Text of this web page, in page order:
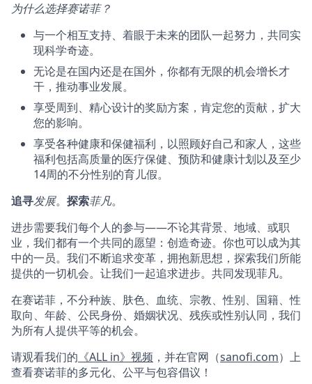
为什么选择赛诺菲？
与一个相互支持、着眼于未来的团队一起努力，共同实
现科学奇迹。
无论是在国内还是在国外，你都有无限的机会增长才
干，推动事业发展。
享受周到、精心设计的奖励方案，肯定您的贡献，扩大
您的影响。
享受各种健康和保健福利，以照顾好自己和家人，这些
福利包括高质量的医疗保健、预防和健康计划以及至少
14周的不分性别的育儿假。
追寻发展。 探索菲凡。
进步需要我们每个人的参与——不论其背景、地域、或职
业，我们都有一个共同的愿望：创造奇迹。你也可以成为其
中的一员。我们不断追求变革，拥抱新思想，探索我们所能
提供的一切机会。让我们一起追求进步。共同发现菲凡。
在赛诺菲，不分种族、肤色、血统、宗教、性别、国籍、性
取向、年龄、公民身份、婚姻状况、残疾或性别认同，我们
为所有人提供平等的机会。
请观看我们的 《ALL in》视频 ，并在官网（sanofi.com）上
查看赛诺菲的多元化、公平与包容倡议！